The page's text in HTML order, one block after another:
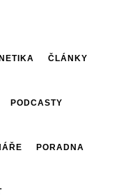
ČLÁNKY
PODCASTY
PORADNA